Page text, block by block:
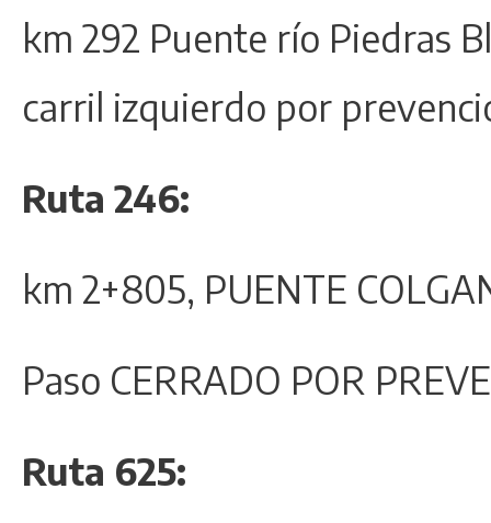
km 292 Puente río Piedras
carril izquierdo por
Ruta 246:
km 2+805, PUENTE
Paso CERRADO POR
Ruta 625: